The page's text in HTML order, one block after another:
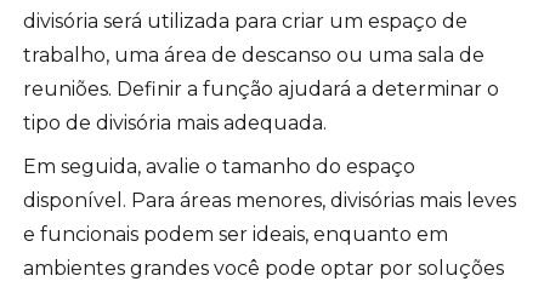
divisória será utilizada para criar um espaço de
trabalho, uma área de descanso ou uma sala de
reuniões. Definir a função ajudará a determinar o
tipo de divisória mais adequada.
Em seguida, avalie o tamanho do espaço
disponível. Para áreas menores, divisórias mais leves
e funcionais podem ser ideais, enquanto em
ambientes grandes você pode optar por soluções